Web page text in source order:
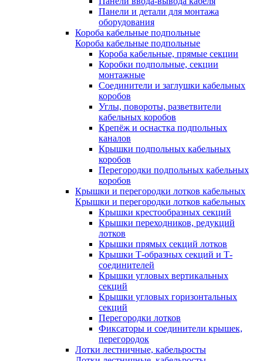
Панели и детали для монтажа
оборудования
Короба кабельные подпольные
Короба кабельные подпольные
Короба кабельные, прямые секции
Коробки подпольные, секции
монтажные
Соединители и заглушки кабельных
коробов
Углы, повороты, разветвители
кабельных коробов
Крепёж и оснастка подпольных
каналов
Крышки подпольных кабельных
коробов
Перегородки подпольных кабельных
коробов
Крышки и перегородки лотков кабельных
Крышки и перегородки лотков кабельных
Крышки крестообразных секций
Крышки переходников, редукций
лотков
Крышки прямых секций лотков
Крышки Т-образных секций и Т-
соединителей
Крышки угловых вертикальных
секций
Крышки угловых горизонтальных
секций
Перегородки лотков
Фиксаторы и соединители крышек,
перегородок
Лотки лестничные, кабельросты